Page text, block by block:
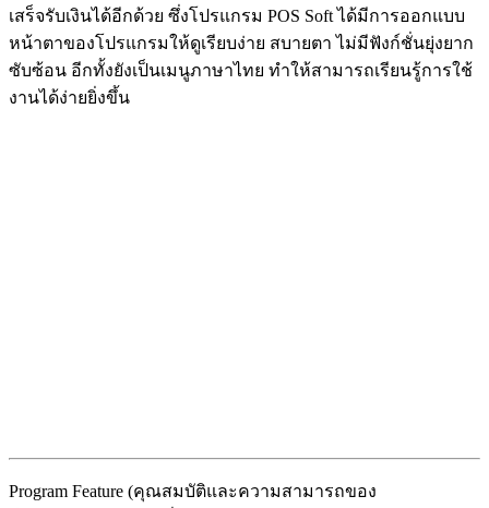
เสร็จรับเงินได้อีกด้วย ซึ่งโปรแกรม POS Soft ได้มีการออกแบบ
หน้าตาของโปรแกรมให้ดูเรียบง่าย สบายตา ไม่มีฟังก์ชั่นยุ่งยาก
ซับซ้อน อีกทั้งยังเป็นเมนูภาษาไทย ทำให้สามารถเรียนรู้การใช้
งานได้ง่ายยิ่งขึ้น
Program Feature (คุณสมบัติและความสามารถของ